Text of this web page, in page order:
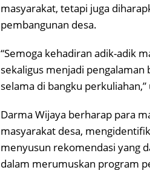
masyarakat, tetapi juga
pembangunan desa.
“Semoga kehadiran adik-adik
sekaligus menjadi
selama di bangku perkuliahan,”
Darma Wijaya berharap para
masyarakat desa,
menyusun rekomendasi yang
dalam merumuskan program